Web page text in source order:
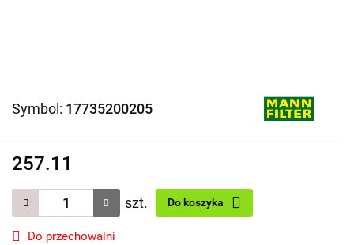
Symbol: 17735200205
257.11
szt. Do koszyka
Do przechowalni